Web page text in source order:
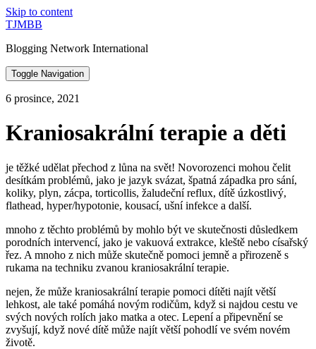
Skip to content
TJMBB
Blogging Network International
Toggle Navigation
6 prosince, 2021
Kraniosakrální terapie a děti
je těžké udělat přechod z lůna na svět! Novorozenci mohou čelit
desítkám problémů, jako je jazyk svázat, špatná západka pro sání,
koliky, plyn, zácpa, torticollis, žaludeční reflux, dítě úzkostlivý,
flathead, hyper/hypotonie, kousací, ušní infekce a další.
mnoho z těchto problémů by mohlo být ve skutečnosti důsledkem
porodních intervencí, jako je vakuová extrakce, kleště nebo císařský
řez. A mnoho z nich může skutečně pomoci jemně a přirozeně s
rukama na techniku zvanou kraniosakrální terapie.
nejen, že může kraniosakrální terapie pomoci dítěti najít větší
lehkost, ale také pomáhá novým rodičům, když si najdou cestu ve
svých nových rolích jako matka a otec. Lepení a připevnění se
zvyšují, když nové dítě může najít větší pohodlí ve svém novém
životě.